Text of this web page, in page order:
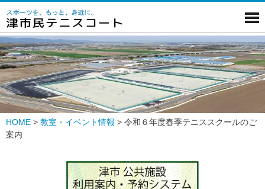
HOME > 教室・イベント情報 > 令和６年度春季テニススクールのご
案内